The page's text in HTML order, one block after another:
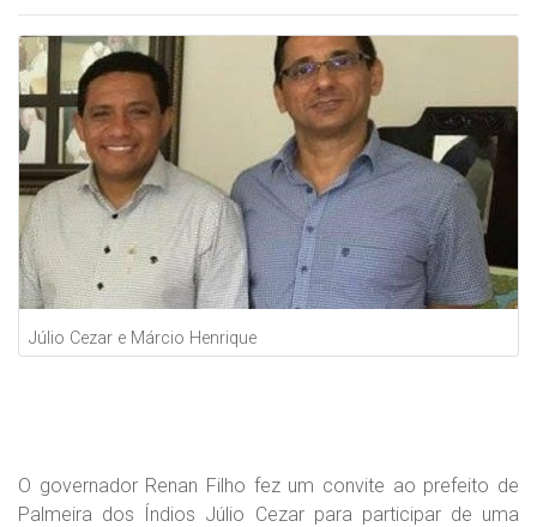
Júlio Cezar e Márcio Henrique
O governador Renan Filho fez um convite ao prefeito de
Palmeira dos Índios Júlio Cezar para participar de uma